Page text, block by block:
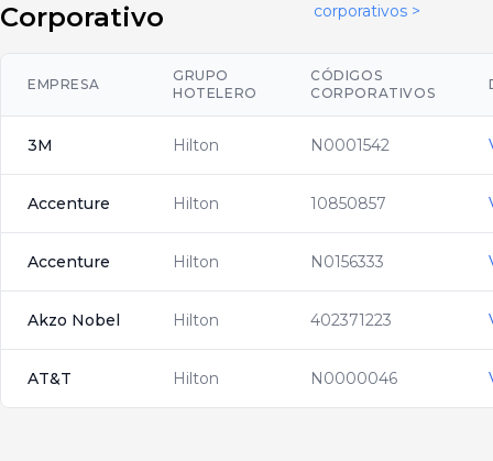
Corporativo
corporativos >
EMPRESA
GRUPO
HOTELERO
CÓDIGOS
CORPORATIVOS
3M Hilton N0001542
Accenture Hilton 10850857
Accenture Hilton N0156333
Akzo Nobel Hilton 402371223
AT&T Hilton N0000046